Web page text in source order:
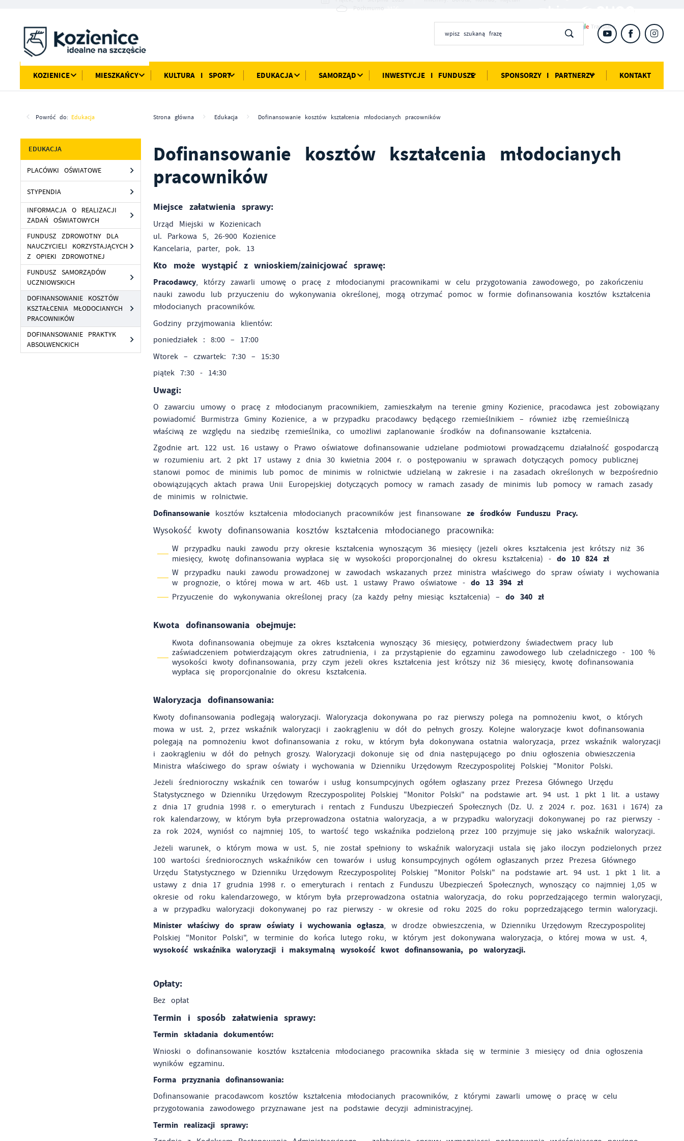
Pochmurno
KOZIENICE MIESZKAŃCY KULTURA I SPORT EDUKACJA SAMORZĄD INWESTYCJE I FUNDUSZE SPONSORZY I PARTNERZY KONTAKT
Powróć do: Edukacja Strona główna Edukacja Dofinansowanie kosztów kształcenia młodocianych pracowników
EDUKACJA
PLACÓWKI OŚWIATOWE
STYPENDIA
INFORMACJA O REALIZACJI
ZADAŃ OŚWIATOWYCH
FUNDUSZ ZDROWOTNY DLA
NAUCZYCIELI KORZYSTAJĄCYCH
Z OPIEKI ZDROWOTNEJ
FUNDUSZ SAMORZĄDÓW
UCZNIOWSKICH
DOFINANSOWANIE KOSZTÓW
KSZTAŁCENIA MŁODOCIANYCH
PRACOWNIKÓW
DOFINANSOWANIE PRAKTYK
ABSOLWENCKICH
Dofinansowanie kosztów kształcenia młodocianych
pracowników
Miejsce załatwienia sprawy:
Urząd Miejski w Kozienicach
ul. Parkowa 5, 26-900 Kozienice
Kancelaria, parter, pok. 13
Kto może wystąpić z wnioskiem/zainicjować sprawę:
Pracodawcy, którzy zawarli umowę o pracę z młodocianymi pracownikami w celu przygotowania zawodowego, po zakończeniu
nauki zawodu lub przyuczeniu do wykonywania określonej, mogą otrzymać pomoc w formie dofinansowania kosztów kształcenia
młodocianych pracowników.
Godziny przyjmowania klientów:
poniedziałek : 8:00 – 17:00
Wtorek – czwartek: 7:30 – 15:30
piątek 7:30 - 14:30
Uwagi:
O zawarciu umowy o pracę z młodocianym pracownikiem, zamieszkałym na terenie gminy Kozienice, pracodawca jest zobowiązany
powiadomić Burmistrza Gminy Kozienice, a w przypadku pracodawcy będącego rzemieślnikiem – również izbę rzemieślniczą
właściwą ze względu na siedzibę rzemieślnika, co umożliwi zaplanowanie środków na dofinansowanie kształcenia.
Zgodnie art. 122 ust. 16 ustawy o Prawo oświatowe dofinansowanie udzielane podmiotowi prowadzącemu działalność gospodarczą
w rozumieniu art. 2 pkt 17 ustawy z dnia 30 kwietnia 2004 r. o postępowaniu w sprawach dotyczących pomocy publicznej
stanowi pomoc de minimis lub pomoc de minimis w rolnictwie udzielaną w zakresie i na zasadach określonych w bezpośrednio
obowiązujących aktach prawa Unii Europejskiej dotyczących pomocy w ramach zasady de minimis lub pomocy w ramach zasady
de minimis w rolnictwie.
Dofinansowanie kosztów kształcenia młodocianych pracowników jest finansowaneze środków Funduszu Pracy.
Wysokość kwoty dofinansowania kosztów kształcenia młodocianego pracownika:
W przypadku nauki zawodu przy okresie kształcenia wynoszącym 36 miesięcy (jeżeli okres kształcenia jest krótszy niż 36
miesięcy, kwotę dofinansowania wypłaca się w wysokości proporcjonalnej do okresu kształcenia) -do 10 824 zł
W przypadku nauki zawodu prowadzonej w zawodach wskazanych przez ministra właściwego do spraw oświaty i wychowania
w prognozie, o której mowa w art. 46b ust. 1 ustawy Prawo oświatowe -do 13 394 zł
Przyuczenie do wykonywania określonej pracy (za każdy pełny miesiąc kształcenia) –do 340 zł
Kwota dofinansowania obejmuje:
Kwota dofinansowania obejmuje za okres kształcenia wynoszący 36 miesięcy, potwierdzony świadectwem pracy lub
zaświadczeniem potwierdzającym okres zatrudnienia, i za przystąpienie do egzaminu zawodowego lub czeladniczego - 100 %
wysokości kwoty dofinansowania, przy czym jeżeli okres kształcenia jest krótszy niż 36 miesięcy, kwotę dofinansowania
wypłaca się proporcjonalnie do okresu kształcenia.
Waloryzacja dofinansowania:
Kwoty dofinansowania podlegają waloryzacji. Waloryzacja dokonywana po raz pierwszy polega na pomnożeniu kwot, o których
mowa w ust. 2, przez wskaźnik waloryzacji i zaokrągleniu w dół do pełnych groszy. Kolejne waloryzacje kwot dofinansowania
polegają na pomnożeniu kwot dofinansowania z roku, w którym była dokonywana ostatnia waloryzacja, przez wskaźnik waloryzacji
i zaokrągleniu w dół do pełnych groszy. Waloryzacji dokonuje się od dnia następującego po dniu ogłoszenia obwieszczenia
Ministra właściwego do spraw oświaty i wychowania w Dzienniku Urzędowym Rzeczypospolitej Polskiej "Monitor Polski.
Jeżeli średnioroczny wskaźnik cen towarów i usług konsumpcyjnych ogółem ogłaszany przez Prezesa Głównego Urzędu
Statystycznego w Dzienniku Urzędowym Rzeczypospolitej Polskiej "Monitor Polski" na podstawie art. 94 ust. 1 pkt 1 lit. a ustawy
z dnia 17 grudnia 1998 r. o emeryturach i rentach z Funduszu Ubezpieczeń Społecznych (Dz. U. z 2024 r. poz. 1631 i 1674) za
rok kalendarzowy, w którym była przeprowadzona ostatnia waloryzacja, a w przypadku waloryzacji dokonywanej po raz pierwszy -
za rok 2024, wyniósł co najmniej 105, to wartość tego wskaźnika podzieloną przez 100 przyjmuje się jako wskaźnik waloryzacji.
Jeżeli warunek, o którym mowa w ust. 5, nie został spełniony to wskaźnik waloryzacji ustala się jako iloczyn podzielonych przez
100 wartości średniorocznych wskaźników cen towarów i usług konsumpcyjnych ogółem ogłaszanych przez Prezesa Głównego
Urzędu Statystycznego w Dzienniku Urzędowym Rzeczypospolitej Polskiej "Monitor Polski" na podstawie art. 94 ust. 1 pkt 1 lit. a
ustawy z dnia 17 grudnia 1998 r. o emeryturach i rentach z Funduszu Ubezpieczeń Społecznych, wynoszący co najmniej 1,05 w
okresie od roku kalendarzowego, w którym była przeprowadzona ostatnia waloryzacja, do roku poprzedzającego termin waloryzacji,
a w przypadku waloryzacji dokonywanej po raz pierwszy - w okresie od roku 2025 do roku poprzedzającego termin waloryzacji.
Minister właściwy do spraw oświaty i wychowania ogłasza, w drodze obwieszczenia, w Dzienniku Urzędowym Rzeczypospolitej
Polskiej "Monitor Polski", w terminie do końca lutego roku, w którym jest dokonywana waloryzacja, o której mowa w ust. 4,
wysokość wskaźnika waloryzacji i maksymalną wysokość kwot dofinansowania, po waloryzacji.
Opłaty:
Bez opłat
Termin i sposób załatwienia sprawy:
Termin składania dokumentów:
Wnioski o dofinansowanie kosztów kształcenia młodocianego pracownika składa się w terminie 3 miesięcy od dnia ogłoszenia
wyników egzaminu.
Forma przyznania dofinansowania:
Dofinansowanie pracodawcom kosztów kształcenia młodocianych pracowników, z którymi zawarli umowę o pracę w celu
przygotowania zawodowego przyznawane jest na podstawie decyzji administracyjnej.
Termin realizacji sprawy:
Ustawienia
Niezbędne
Niezbędne pliki cookies służą do prawidłowego funkcjonowania strony internetowej
i umożliwiają Ci komfortowe korzystanie z oferowanych przez nas usług.